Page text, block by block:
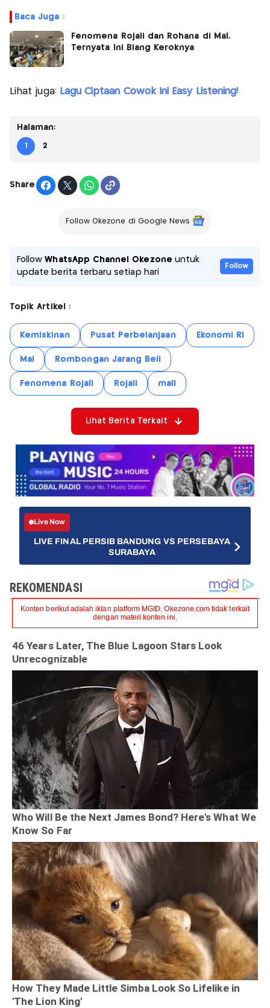
Baca Juga :
Fenomena Rojali dan Rohana di Mal,
Ternyata Ini Biang Keroknya
Lihat juga: Lagu Ciptaan Cowok Ini Easy Listening!
Halaman:
1 2
Share
Follow Okezone di Google News
FollowWhatsApp Channel Okezone untuk
update berita terbaru setiap hari
Follow
Topik Artikel :
Kemiskinan Pusat Perbelanjaan Ekonomi RI
Mal Rombongan Jarang Beli
Fenomena Rojali Rojali mall
Lihat Berita Terkait
Live Now
LIVE FINAL PERSIB BANDUNG VS PERSEBAYA
SURABAYA